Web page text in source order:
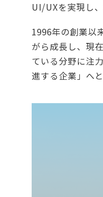
UI/UXを実現し
1996年の創業以
がら成長し、現
ている分野に注
進する企業」へ